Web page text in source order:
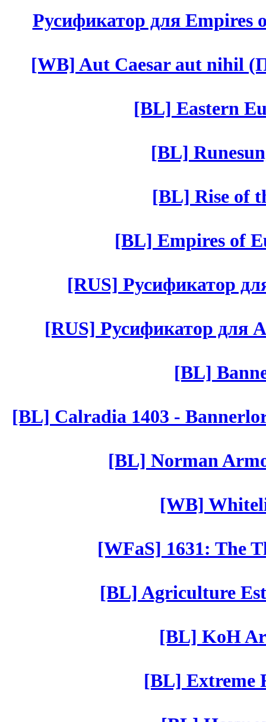
Русификатор для Empires
[WB] Aut Caesar aut nihil
[BL] Eastern
[BL]
[BL] Rise of
[BL] Empires of
[RUS] Русификатор
[RUS] Русификатор для
[BL]
[BL] Calradia 1403 -
[BL] Norman
[WB]
[WFaS] 1631: The
[BL] Agriculture
[BL] KoH
[BL] Extreme